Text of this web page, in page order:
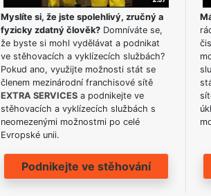
Myslíte si, že jste spolehlivý, zručný a
fyzicky zdatný člověk?Domníváte se,
že byste si mohl vydělávat a podnikat
ve stěhovacích a vyklízecích službách?
Pokud ano, využijte možnosti stát se
členem mezinárodní franchisové sítě
EXTRA SERVICESa podnikejte ve
stěhovacích a vyklízecích službách s
neomezenými možnostmi po celé
Evropské unii.
Podnikejte ve stěhování